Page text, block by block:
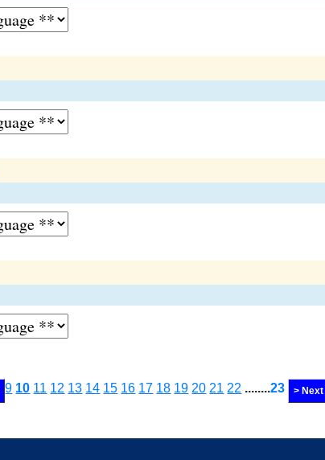
9 10 11 12 13 14 15 16 17 18 19 20 21 22 ........23 > Next